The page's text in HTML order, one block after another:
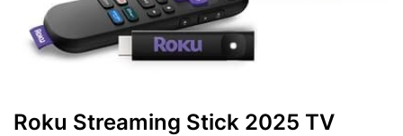
Roku Streaming Stick 2025 TV